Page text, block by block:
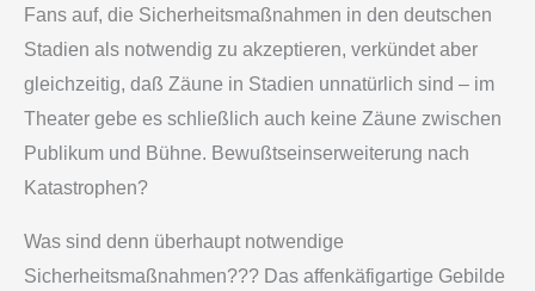
Fans auf, die Sicherheitsmaßnahmen in den deutschen
Stadien als notwendig zu akzeptieren, verkündet aber
gleichzeitig, daß Zäune in Stadien unnatürlich sind – im
Theater gebe es schließlich auch keine Zäune zwischen
Publikum und Bühne. Bewußtseinserweiterung nach
Katastrophen?
Was sind denn überhaupt notwendige
Sicherheitsmaßnahmen??? Das affenkäfigartige Gebilde